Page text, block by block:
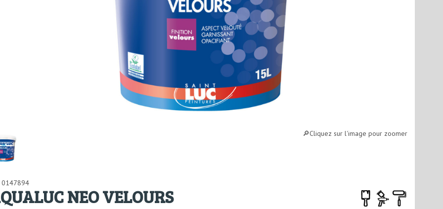
🔎︎Cliquez sur l'image pour zoomer
0147894
NEO VELOURS